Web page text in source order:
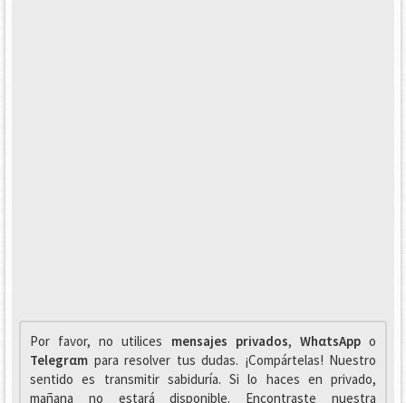
Por favor, no utilices mensajes privados, WhαtsAppo
Telegrαm para resolver tus dudas. ¡Compártelas! Nuestro
sentido es transmitir sabiduría. Si lo haces en privado,
mañana no estará disponible. Encontraste nuestra